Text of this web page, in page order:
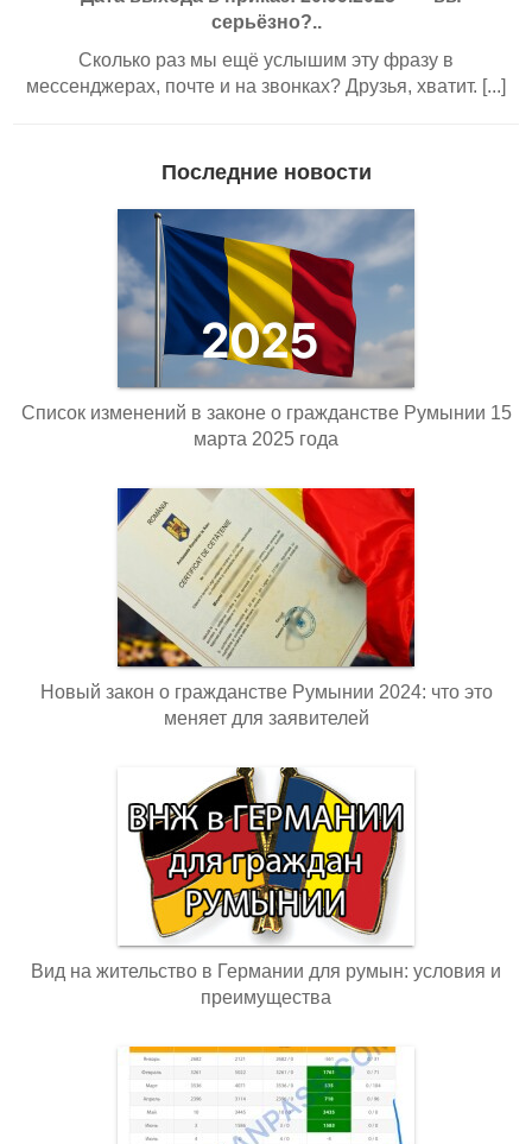
серьёзно?..
Сколько раз мы ещё услышим эту фразу в
мессенджерах, почте и на звонках? Друзья, хватит. [...]
Последние новости
Список изменений в законе о гражданстве Румынии 15
марта 2025 года
Новый закон о гражданстве Румынии 2024: что это
меняет для заявителей
Вид на жительство в Германии для румын: условия и
преимущества